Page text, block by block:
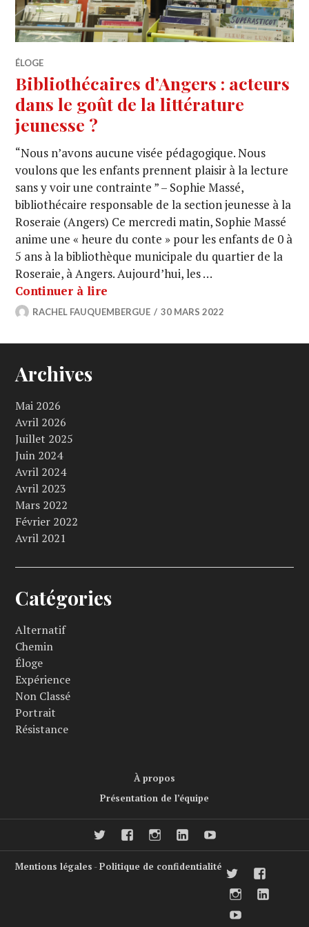
ÉLOGE
Bibliothécaires d’Angers : acteurs
dans le goût de la littérature
jeunesse ?
“Nous n’avons aucune visée pédagogique. Nous
voulons que les enfants prennent plaisir à la lecture
sans y voir une contrainte ” – Sophie Massé,
bibliothécaire responsable de la section jeunesse à la
Roseraie (Angers) Ce mercredi matin, Sophie Massé
anime une « heure du conte » pour les enfants de 0 à
5 ans à la bibliothèque municipale du quartier de la
Roseraie, à Angers. Aujourd’hui, les …
Continuer à lire
RACHEL FAUQUEMBERGUE 30 MARS 2022
Archives
Mai 2026
Avril 2026
Juillet 2025
Juin 2024
Avril 2024
Avril 2023
Mars 2022
Février 2022
Avril 2021
Catégories
Alternatif
Chemin
Éloge
Expérience
Non Classé
Portrait
Résistance
À propos
Présentation de l’équipe
twitter facebookInstagramLinkedIn
Mentions légales -Politique de confidentialité twitter
Instagram